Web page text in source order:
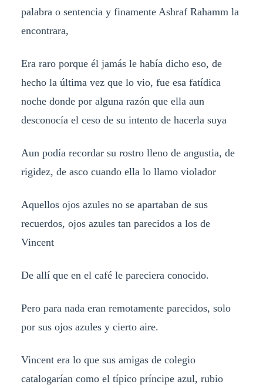
palabra o sentencia y finamente Ashraf Rahamm la
encontrara,
Era raro porque él jamás le había dicho eso, de
hecho la última vez que lo vio, fue esa fatídica
noche donde por alguna razón que ella aun
desconocía el ceso de su intento de hacerla suya
Aun podía recordar su rostro lleno de angustia, de
rigidez, de asco cuando ella lo llamo violador
Aquellos ojos azules no se apartaban de sus
recuerdos, ojos azules tan parecidos a los de
Vincent
De allí que en el café le pareciera conocido.
Pero para nada eran remotamente parecidos, solo
por sus ojos azules y cierto aire.
Vincent era lo que sus amigas de colegio
catalogarían como el típico príncipe azul, rubio